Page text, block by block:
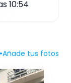
10:54
Añade tus fotos